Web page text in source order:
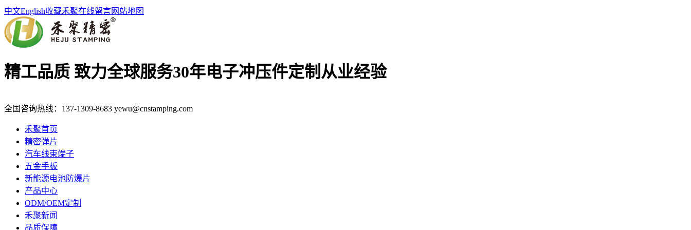
中文English收藏禾聚在线留言网站地图
精工品质 致力全球服务30年电子冲压件定制从业经验
全国咨询热线： 137-1309-8683 yewu@cnstamping.com
禾聚首页
精密弹片
汽车线束端子
五金手板
新能源电池防爆片
产品中心
ODM/OEM定制
禾聚新闻
品质保障